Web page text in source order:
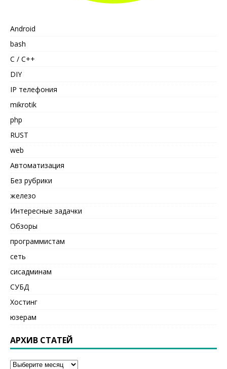
Android
bash
C / C++
DIY
IP телефония
mikrotik
php
RUST
web
Автоматизация
Без рубрики
железо
Интересные задачки
Обзоры
программистам
сеть
сисадминам
СУБД
Хостинг
юзерам
АРХИВ СТАТЕЙ